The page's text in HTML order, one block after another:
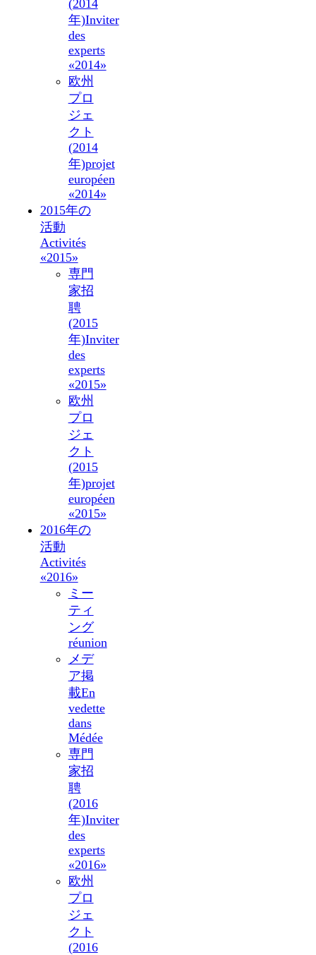
(2014
年)Inviter
des
experts
«2014»
欧州
プロ
ジェ
クト
(2014
年)projet
européen
«2014»
2015年の
活動
Activités
«2015»
専門
家招
聘
(2015
年)Inviter
des
experts
«2015»
欧州
プロ
ジェ
クト
(2015
年)projet
européen
«2015»
2016年の
活動
Activités
«2016»
ミー
ティ
ング
réunion
メデ
ア掲
載En
vedette
dans
Médée
専門
家招
聘
(2016
年)Inviter
des
experts
«2016»
欧州
プロ
ジェ
クト
(2016